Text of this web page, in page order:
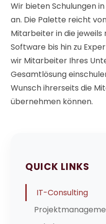
Wir bieten Schulungen
an. Die Palette reicht
Mitarbeiter in die
Software bis hin zu
wir Mitarbeiter Ihres
Gesamtlösung
Wunsch ihrerseits die
übernehmen können.
QUICK LINKS
IT-Consulting